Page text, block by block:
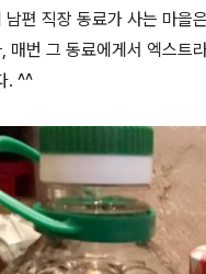
남편 직장 동료가 사는 마을
매번 그 동료에게서 엑스트
. ^^